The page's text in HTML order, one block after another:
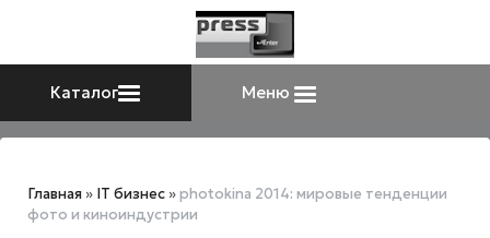
Каталог Меню
Главная » IT бизнес »photokina 2014: мировые тенденции
фото и киноиндустрии